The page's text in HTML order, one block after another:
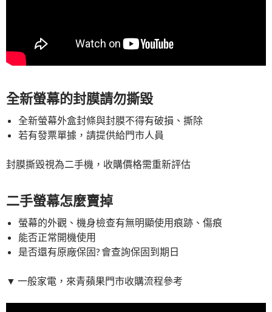
全新螢幕的封膜請勿撕毀
全新螢幕外盒封條與封膜不得有破損、撕除
若有發票單據，請提供給門市人員
封膜撕毀視為二手機，收購價格需重新評估
二手螢幕怎麼賣掉
螢幕的外觀、機身檢查有無明顯使用痕跡、傷痕
能否正常開機使用
是否還有原廠保固? 會查詢保固到期日
▼ 一般家電，來青蘋果門市收購流程參考